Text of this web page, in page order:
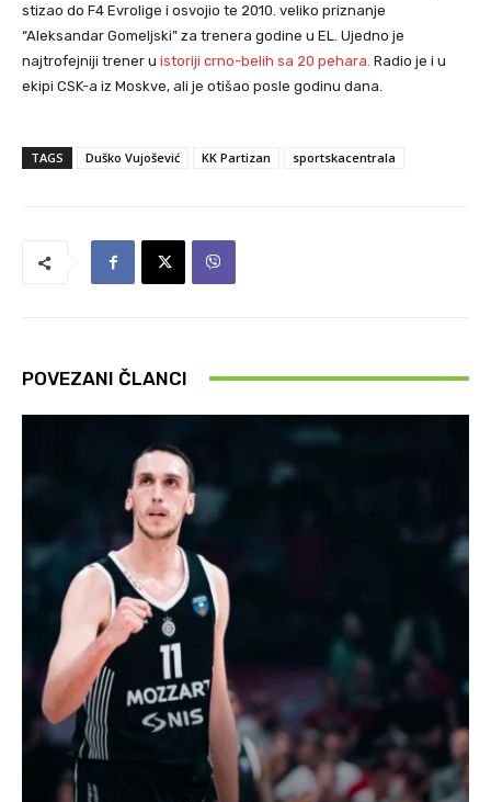
stizao do F4 Evrolige i osvojio te 2010. veliko priznanje
“Aleksandar Gomeljski” za trenera godine u EL. Ujedno je
najtrofejniji trener u istoriji crno-belih sa 20 pehara. Radio je i u
ekipi CSK-a iz Moskve, ali je otišao posle godinu dana.
TAGS Duško Vujošević KK Partizan sportskacentrala
POVEZANI ČLANCI